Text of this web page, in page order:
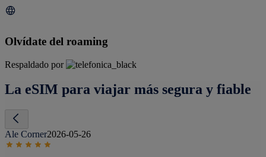
Olvídate del roaming
Respaldado por
La eSIM para viajar más segura y fiable
Ale Corner2026-05-26